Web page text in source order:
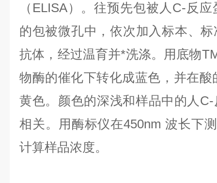
（ELISA）。往预先包被人C-反
的包被微孔中，依次加入标本、
抗体，经过温育并*洗涤。用底物
物酶的催化下转化成蓝色，并在
黄色。颜色的深浅和样品中的人
相关。用酶标仪在450nm 波长下
计算样品浓度。